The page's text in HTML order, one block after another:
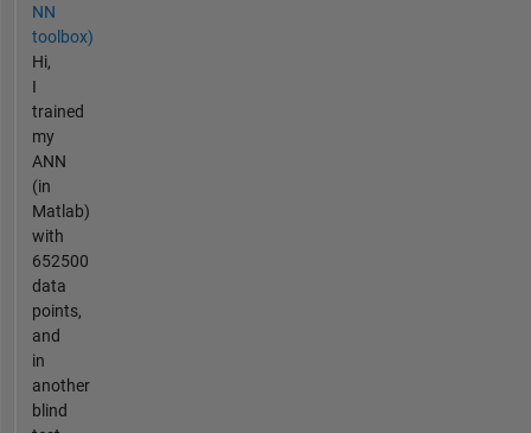
NN
toolbox)
Hi,
I
trained
my
ANN
(in
Matlab)
with
652500
data
points,
and
in
another
blind